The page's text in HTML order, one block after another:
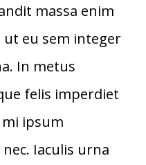
massa enim
ut eu sem integer
In metus
felis imperdiet
ipsum
Iaculis urna